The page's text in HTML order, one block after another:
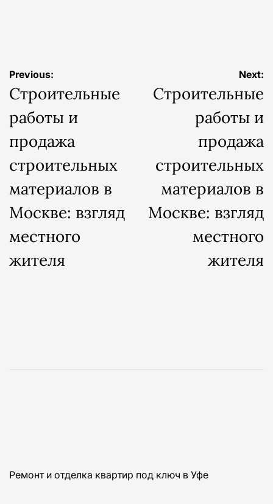
Навигация
по
записям
Previous:
Строительные
работы и
продажа
строительных
материалов в
Москве: взгляд
местного
жителя
Next:
Строительные
работы и
продажа
строительных
материалов в
Москве: взгляд
местного
жителя
Ремонт и отделка квартир под ключ в Уфе